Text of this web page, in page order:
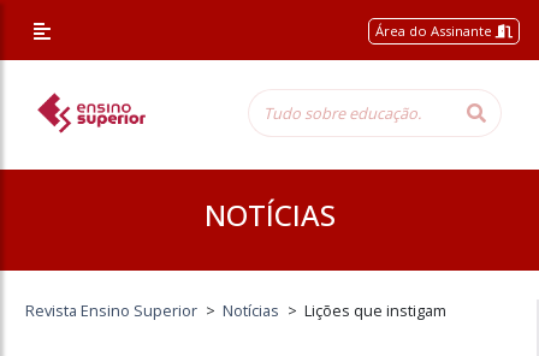
Área do Assinante
NOTÍCIAS
Revista Ensino Superior > Notícias > Lições que instigam